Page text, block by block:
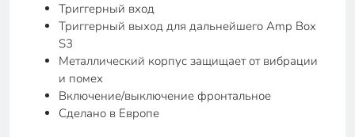
Триггерный вход
Триггерный выход для дальнейшего Amp Box
S3
Металлический корпус защищает от вибрации
и помех
Включение/выключение фронтальное
Сделано в Европе